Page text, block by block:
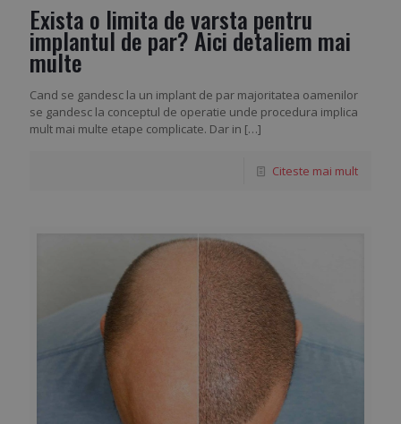
Exista o limita de varsta pentru
implantul de par? Aici detaliem mai
multe
Cand se gandesc la un implant de par majoritatea oamenilor
se gandesc la conceptul de operatie unde procedura implica
mult mai multe etape complicate. Dar in […]
Citeste mai mult